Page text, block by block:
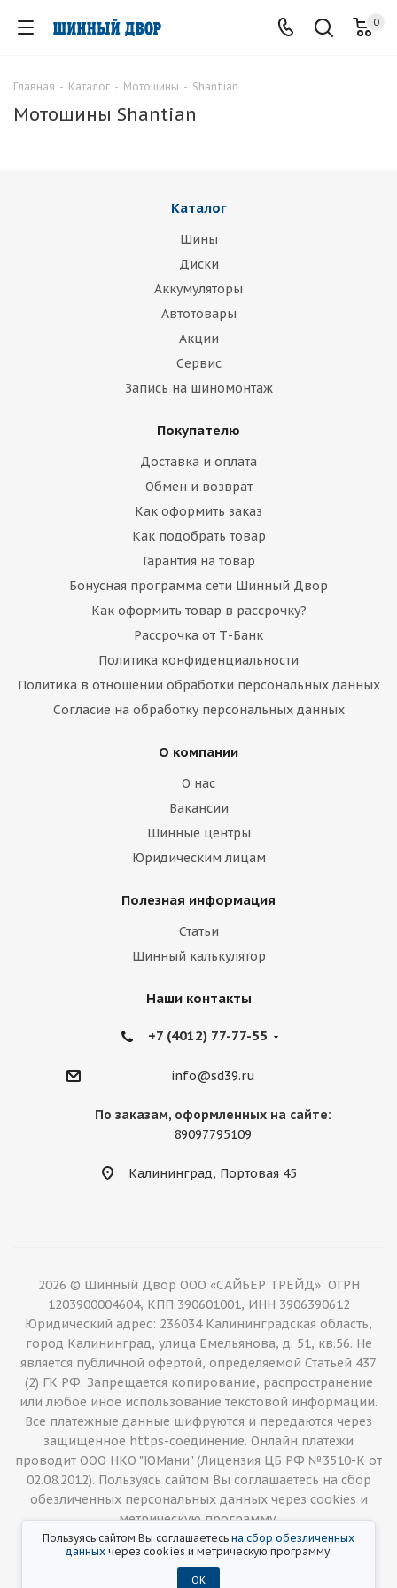
0
Главная - Каталог - Мотошины - Shantian
Мотошины Shantian
Каталог
Шины
Диски
Аккумуляторы
Автотовары
Акции
Сервис
Запись на шиномонтаж
Покупателю
Доставка и оплата
Обмен и возврат
Как оформить заказ
Как подобрать товар
Гарантия на товар
Бонусная программа сети Шинный Двор
Как оформить товар в рассрочку?
Рассрочка от Т-Банк
Политика конфиденциальности
Политика в отношении обработки персональных данных
Согласие на обработку персональных данных
О компании
О нас
Вакансии
Шинные центры
Юридическим лицам
Полезная информация
Статьи
Шинный калькулятор
Наши контакты
+7 (4012) 77-77-55
info@sd39.ru
По заказам, оформленных на сайте:
89097795109
Калининград, Портовая 45
2026 © Шинный Двор ООО «САЙБЕР ТРЕЙД»: ОГРН
1203900004604, КПП 390601001, ИНН 3906390612
Юридический адрес: 236034 Калининградская область,
город Калининград, улица Емельянова, д. 51, кв.56. Не
является публичной офертой, определяемой Статьей 437
(2) ГК РФ. Запрещается копирование, распространение
или любое иное использование текстовой информации.
Все платежные данные шифруются и передаются через
защищенное https-соединение. Онлайн платежи
проводит ООО НКО "ЮМани" (Лицензия ЦБ РФ №3510-К от
02.08.2012). Пользуясь сайтом Вы соглашаетесь на сбор
обезличенных персональных данных через cookies и
метрическую программу.
Пользуясь сайтом Вы соглашаетесь на сбор обезличенных
данныхчерез cookies и метрическую программу.
ОК